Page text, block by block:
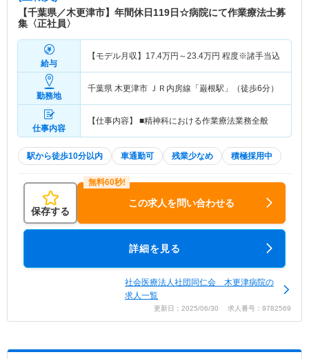
【千葉県／木更津市】年間休日119日☆病院にて作業療法士募
集〈正社員〉
給与
【モデル月収】 17.4万円～23.4万円 程度※諸手当込
勤務地
千葉県 木更津市 ＪＲ内房線「巌根駅」（徒歩6分）
仕事内容
【仕事内容】 ■精神科における作業療法業務全般
駅から徒歩10分以内 車通勤可 残業少なめ 積極採用中
保存する
この求人を問い合わせる
詳細を見る
社会医療法人社団同仁会 木更津病院の
求人一覧
更新日：2025/06/30 求人番号：9782569